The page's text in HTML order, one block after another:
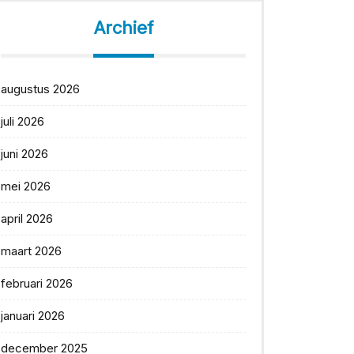
Archief
augustus 2026
juli 2026
juni 2026
mei 2026
april 2026
maart 2026
februari 2026
januari 2026
december 2025